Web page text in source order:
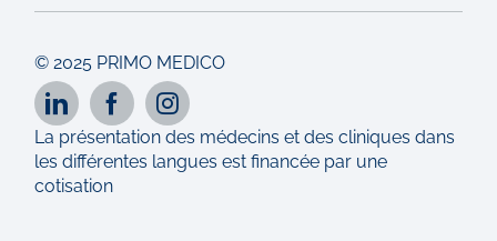
© 2025 PRIMO MEDICO
La présentation des médecins et des cliniques dans
les différentes langues est financée par une
cotisation